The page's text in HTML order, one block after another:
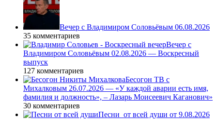
Вечер с Владимиром Соловьёвым 06.08.2026
35 комментариев
Вечер с
Владимиром Соловьёвым 02.08.2026 — Воскресный
выпуск
127 комментариев
Бесогон ТВ с
Михалковым 26.07.2026 — «У каждой аварии есть имя,
фамилия и должность», – Лазарь Моисеевич Каганович»
30 комментариев
Песни_от всей души от 9.08.2026